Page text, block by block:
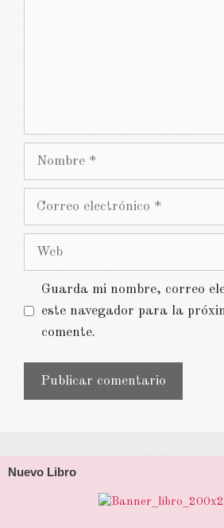
Nombre
Correo
Web
Guarda mi nombre, correo
este navegador para la
comente.
Nuevo Libro